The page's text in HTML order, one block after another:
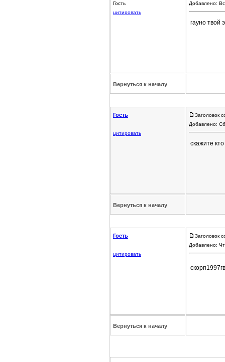
Гость
цитировать
Добавлено:
гауно твой
Вернуться к началу
Гость
цитировать
Заголовок
Добавлено:
скажите
Вернуться к началу
Гость
цитировать
Заголовок
Добавлено:
Вернуться к началу